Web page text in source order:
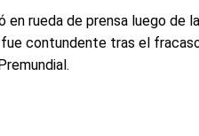
en rueda de prensa luego de la
contundente tras el